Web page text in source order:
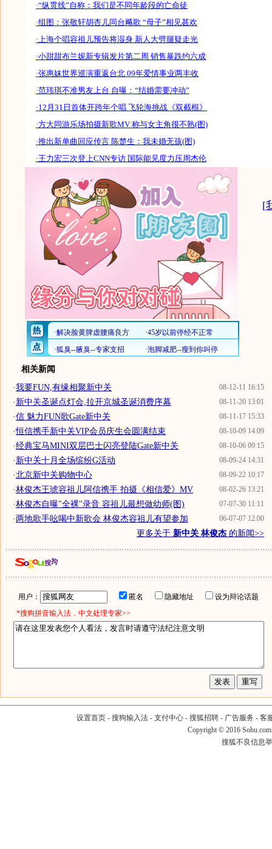
·“纵贯线”自称：我们是不同年龄段的亡命徒
·组图：张敬轩胡杏儿同台飚歌 “母子”相见甚欢
·上海个唱容祖儿预告将湿身 新人大劈腿疑走光
·小甜甜布兰妮新专辑发片第二周 销售暴跌约六成
·张惠妹世界巡演重返台北 09年爱情事业两丰收
·范玮琪不准男友上台 自曝：“结婚需要冲动”
·12月31日首体开跨年个唱 飞轮海挑战《双截棍》
·方大同游乐场拍摄新歌MV 称与女主角很不熟(图)
·推出新单曲回应传言 陈楚生：我未婚无孩(图)
·王力宏三次登上CNN专访 国际能见度力压周杰伦
[
相关新闻
08-12-11 16:15
·我要FUN,有缘相聚新中关
08-11-20 13:01
·新中关圣诞点灯会,拉开京城圣诞消费序幕
08-11-17 15:33
·信 魅力FUN歌Gate新中关
08-10-09 14:09
·恒信携手新中关VIP会员庆生会圆满结束
08-10-06 09:15
·经典宝马MINI双层巴士闪亮登陆Gate新中关
08-09-24 14:31
·新中关十月全场缤纷G活动
08-09-22 10:17
·北京新中关购物中心
08-02-26 13:21
·林俊杰王琥容祖儿阿信携手 拍摄《相信爱》MV
07-07-30 11:11
·林俊杰自曝"全裸"录音 容祖儿最想做幼师(图)
06-07-07 12:00
·两地歌手吆喝中新歌会 林俊杰容祖儿有望参加
更多关于 新中关 林俊杰 的新闻>>
用户： 匿名 隐藏地址
设为辩论话题
*搜狗拼音输入法，中文处理专家>>
设置首页- 搜狗输入法- 支付中心- 搜狐招聘- 广告服务 - 客
Copyright © 2016
搜狐不良信息